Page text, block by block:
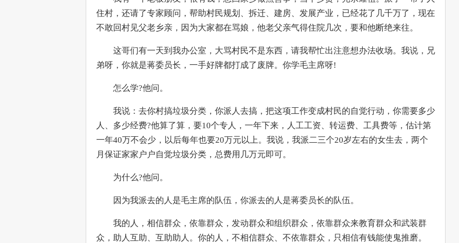
住村，还请了专家顾问，帮助村民规划、拆迁、建房、发展产业，已经花了几千万了，现在
不敢回村见父老乡亲，因为大家都在骂娘，他老父亲气得住院几次，要和他断绝来往。
这哥们有一天到我办公室，大骂村民不是东西，请我帮忙出注意想办法收场。我说，兄
弟呀，你就是蒋委员长，一手好牌都打成了废牌。你学毛主席呀!
怎么学?他问。
我说：去你村搞垃圾分类，你派人去搞，把这项工作变成村民的自觉行动，你需要多少
人、多少经费?他算了算，要10个专人，一年下来，人工工资、转运费、工具费等，估计第
一年40万不会少，以后每年也要20万元以上。我说，我派二三个20岁左右的女生去，两个
月保证家家户户自觉垃圾分类，总费用几万元即可。
为什么?他问。
因为我派去的人是毛主席的队伍，你派去的人是蒋委员长的队伍。
我的人，相信群众，依靠群众，发动群众和组织群众，依靠群众来教育群众和武装群
众，助人互助、互助助人。你的人，不相信群众、不依靠群众，只相信有钱能使鬼推磨。